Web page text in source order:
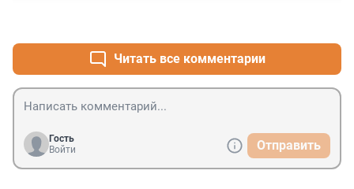
Читать все комментарии
Гость
Войти
Отправить